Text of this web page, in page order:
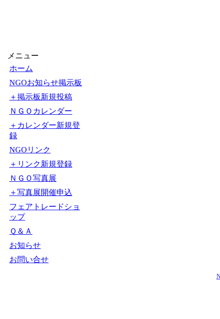
メニュー
ホーム
NGOお知らせ掲示板
＋掲示板新規投稿
ＮＧＯカレンダー
＋カレンダー新規登
録
NGOリンク
＋リンク新規登録
ＮＧＯ写真展
＋写真展開催申込
フェアトレードショ
ップ
Ｑ＆Ａ
お知らせ
お問い合せ